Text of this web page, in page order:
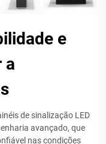
e
a
de sinalização LED
avançado, que
nas condições